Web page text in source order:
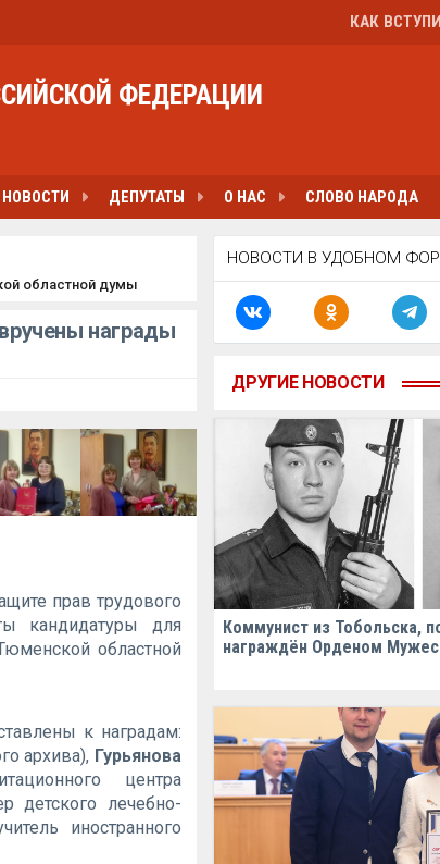
КАК
ФЕДЕРАЦИИ
НОВОСТИ ДЕПУТАТЫ О НАС СЛОВО НАРОДА
областной думы
награды
прав трудового
кандидатуры для
областной
к наградам:
архива), Гурьянова
центра
детского лечебно-
иностранного
НОВОСТИ В УДОБНОМ
ДРУГИЕ НОВОСТИ
Коммунист из Тобольска,
награждён Орденом